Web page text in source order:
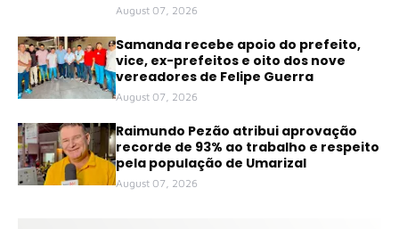
August 07, 2026
Samanda recebe apoio do prefeito,
vice, ex-prefeitos e oito dos nove
vereadores de Felipe Guerra
August 07, 2026
Raimundo Pezão atribui aprovação
recorde de 93% ao trabalho e respeito
pela população de Umarizal
August 07, 2026